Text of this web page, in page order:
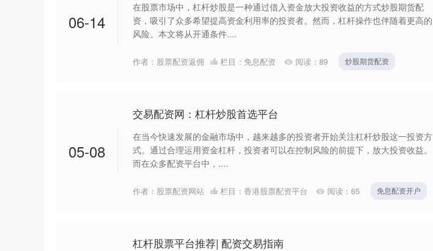
06-14
在股票市场中，杠杆炒股是一种通过借入资金放大投资收益的方式炒股期货配
资，吸引了众多希望提高资金利用率的投资者。然而，杠杆操作也伴随着更高的
风险。本文将从开通条件....
作者：股票配资返佣 栏目： 免息配资 阅读： 89 炒股期货配资
05-08
交易配资网：杠杆炒股首选平台
在当今快速发展的金融市场中，越来越多的投资者开始关注杠杆炒股这一投资方
式。通过合理运用资金杠杆，投资者可以在控制风险的前提下，放大投资收益。
而在众多配资平台中，....
作者：股票配资网站 栏目： 香港股票配资平台 阅读： 65 免息配资开户
杠杆股票平台推荐| 配资交易指南